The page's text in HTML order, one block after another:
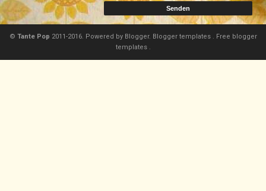
© Tante Pop 2011-2016. Powered by Blogger. Blogger templates . Free blogger
templates .